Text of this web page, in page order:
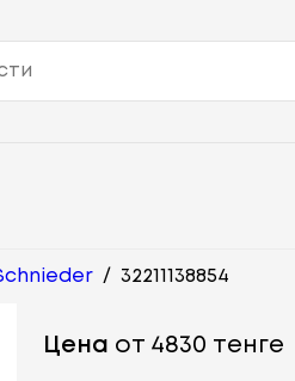
/ 32211138854
Цена от 4830 тенге